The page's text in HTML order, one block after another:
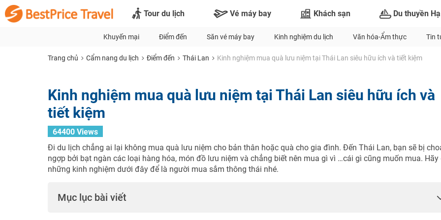
Tour du lịch Vé máy bay Khách sạn Du thuyền
Khuyến mại Điểm đến Săn vé máy bay Kinh nghiệm du lịch Văn hóa-Ẩm thực Tin
Trang chủ Cẩm nang du lịch Điểm đến Thái Lan Kinh nghiệm mua quà lưu niệm tại Thái Lan siêu hữu ích và tiết kiệm
Kinh nghiệm mua quà lưu niệm tại Thái Lan siêu hữu ích và
tiết kiệm
64400 Views
Đi du lịch chẳng ai lại không mua quà lưu niệm cho bản thân hoặc quà cho gia đình. Đến Thái Lan, bạn sẽ bị
ngợp bởi bạt ngàn các loại hàng hóa, món đồ lưu niệm và chẳng biết nên mua gì vì …cái gì cũng muốn mua. Hãy
những kinh nghiệm dưới đây để là người mua sắm thông thái nhé.
Mục lục bài viết